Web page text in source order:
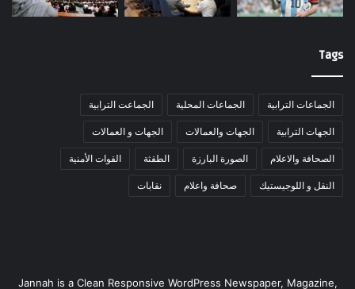
Tags
الجماعات الترابية الجماعات المحلية الجماعت الترابية
الجهات الترابية الجهات والعمالات الجهات و العمالات
الصحافة والاعلام الصورة البارزة الطقثة القوات الأمنية
النقل و اللوجيستيك صحافة واعلام نقابات
Jannah is a Clean Responsive WordPress Newspaper, Magazine,